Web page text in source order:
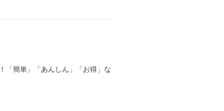
「簡単」「あんしん」「お得」な